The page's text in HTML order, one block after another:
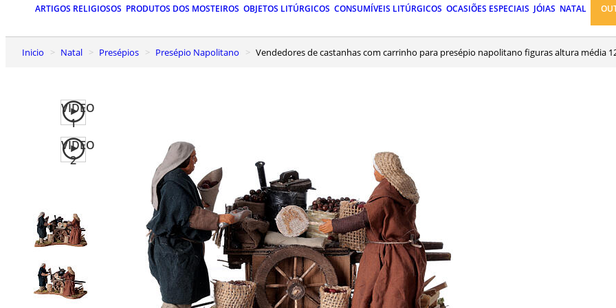
ARTIGOS RELIGIOSOS PRODUTOS DOS MOSTEIROS OBJETOS LITÚRGICOS CONSUMÍVEIS LITÚRGICOS OCASIÕES ESPECIAIS JÓIAS NATAL
Inicio Natal Presépios Presépio Napolitano Vendedores de castanhas com carrinho para presépio napolitano figuras altura média
VIDEO
1
VIDEO
2